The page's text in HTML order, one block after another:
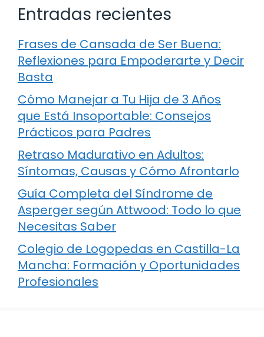
Entradas recientes
Frases de Cansada de Ser Buena:
Reflexiones para Empoderarte y Decir
Basta
Cómo Manejar a Tu Hija de 3 Años
que Está Insoportable: Consejos
Prácticos para Padres
Retraso Madurativo en Adultos:
Síntomas, Causas y Cómo Afrontarlo
Guía Completa del Síndrome de
Asperger según Attwood: Todo lo que
Necesitas Saber
Colegio de Logopedas en Castilla-La
Mancha: Formación y Oportunidades
Profesionales